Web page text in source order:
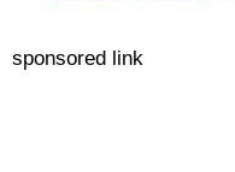
sponsored link